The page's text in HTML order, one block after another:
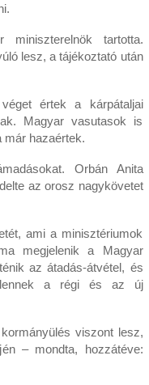
tartotta.
lesz, a tájékoztató után
értek a kárpátaljai
Magyar vasutasok is
már hazaértek.
Orbán Anita
az orosz nagykövetet
ami a minisztériumok
megjelenik a Magyar
az átadás-átvétel, és
a régi és az új
viszont lesz,
– mondta, hozzátéve: